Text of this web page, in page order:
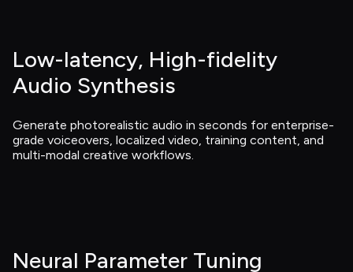
Low-latency, High-fidelity
Audio Synthesis
Generate photorealistic audio in seconds for enterprise-
grade voiceovers, localized video, training content, and
multi-modal creative workflows.
Neural Parameter Tuning